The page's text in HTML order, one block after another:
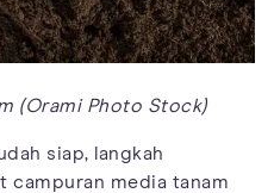
(Orami Photo Stock)
siap, langkah
campuran media tanam